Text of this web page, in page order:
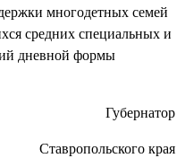
многодетных семей
средних специальных и
дневной формы
Губернатор
Ставропольского края